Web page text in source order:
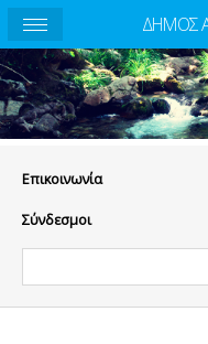
Eπικοινωνία
Σύνδεσμοι
ΔΗΜΟΣ